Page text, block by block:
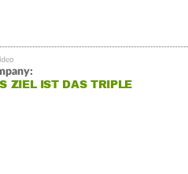
ZIEL IST DAS TRIPLE